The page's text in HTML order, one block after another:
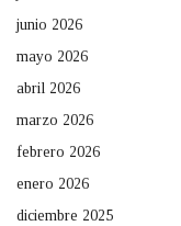
junio 2026
mayo 2026
abril 2026
marzo 2026
febrero 2026
enero 2026
diciembre 2025